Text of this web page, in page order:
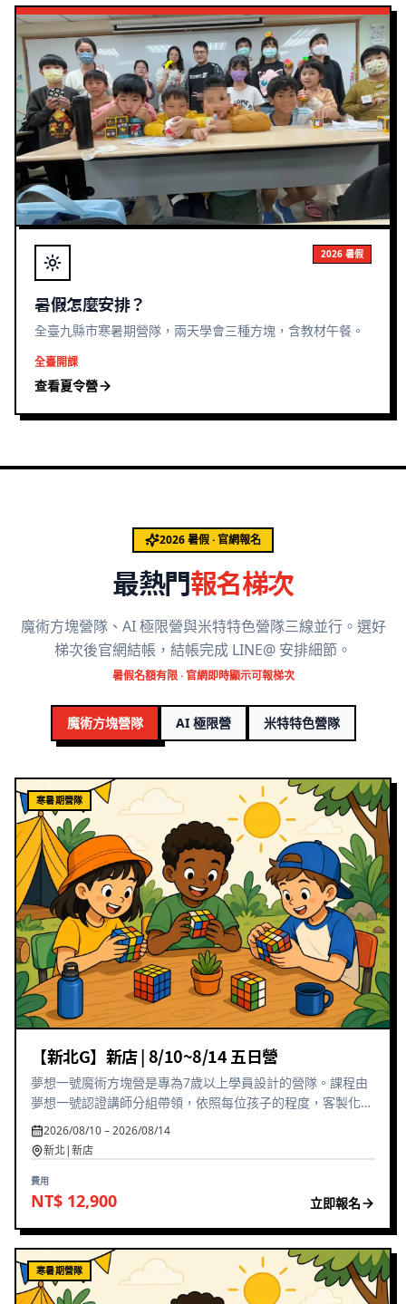
2026 暑假
暑假怎麼安排？
全臺九縣市寒暑期營隊，兩天學會三種方塊，含教材午餐。
全臺開課
查看夏令營
2026 暑假 · 官網報名
最熱門報名梯次
魔術方塊營隊、AI 極限營與米特特色營隊三線並行。選好
梯次後官網結帳，結帳完成 LINE@ 安排細節。
暑假名額有限 · 官網即時顯示可報梯次
魔術方塊營隊 AI 極限營 米特特色營隊
寒暑期營隊
【新北G】新店 | 8/10~8/14 五日營
夢想一號魔術方塊營是專為7歲以上學員設計的營隊。課程由
夢想一號認證講師分組帶領，依照每位孩子的程度，客製化安
排學習課表。孩子們將學會系統性思考、空間推理與問題解決
能力，同時培養耐心與毅力。營隊結束前還有模擬綜合能力認
證，讓孩子展現學習成果！
2026/08/10 – 2026/08/14
新北|新店
費用
NT$ 12,900 立即報名
寒暑期營隊